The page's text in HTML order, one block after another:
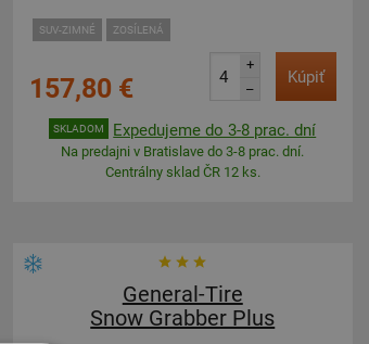
SUV-ZIMNÉ ZOSÍLENÁ
157,80 €
+
–
Kúpiť
SKLADOM Expedujeme do 3-8 prac. dní
Na predajni v Bratislave do 3-8 prac. dní.
Centrálny sklad ČR 12 ks.
General-Tire
Snow Grabber Plus